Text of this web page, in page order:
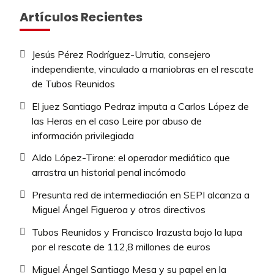
Artículos Recientes
Jesús Pérez Rodríguez-Urrutia, consejero
independiente, vinculado a maniobras en el rescate
de Tubos Reunidos
El juez Santiago Pedraz imputa a Carlos López de
las Heras en el caso Leire por abuso de
información privilegiada
Aldo López-Tirone: el operador mediático que
arrastra un historial penal incómodo
Presunta red de intermediación en SEPI alcanza a
Miguel Ángel Figueroa y otros directivos
Tubos Reunidos y Francisco Irazusta bajo la lupa
por el rescate de 112,8 millones de euros
Miguel Ángel Santiago Mesa y su papel en la